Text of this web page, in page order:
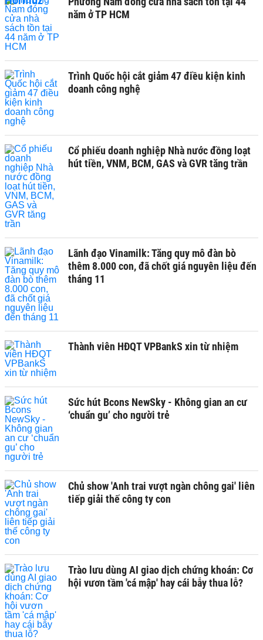
năm ở TP HCM
Trình Quốc hội cắt giảm 47 điều kiện kinh
doanh công nghệ
Cổ phiếu doanh nghiệp Nhà nước đồng loạt
hút tiền, VNM, BCM, GAS và GVR tăng trần
Lãnh đạo Vinamilk: Tăng quy mô đàn bò
thêm 8.000 con, đã chốt giá nguyên liệu đến
tháng 11
Thành viên HĐQT VPBankS xin từ nhiệm
Sức hút Bcons NewSky - Không gian an cư
‘chuẩn gu’ cho người trẻ
Chủ show 'Anh trai vượt ngàn chông gai' liên
tiếp giải thế công ty con
Trào lưu dùng AI giao dịch chứng khoán: Cơ
hội vươn tầm 'cá mập' hay cái bẫy thua lỗ?